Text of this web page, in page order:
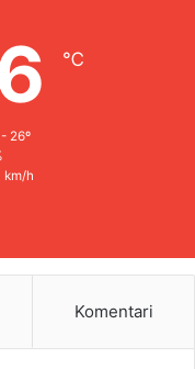
℃
26º
km/h
Komentari